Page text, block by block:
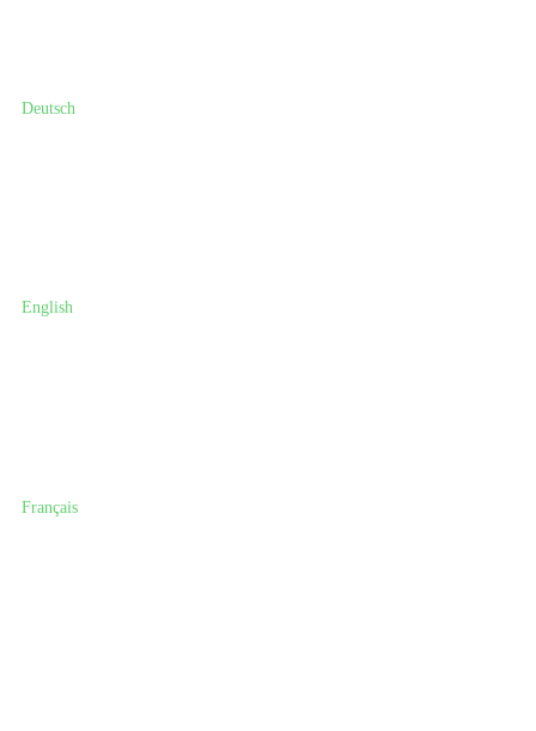
Deutsch
English
Français